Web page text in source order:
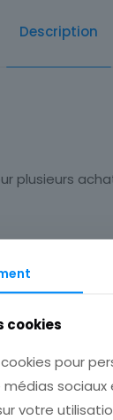
Description
plusieurs
cookies
pour
votre